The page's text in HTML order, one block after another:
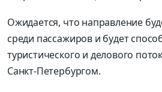
Ожидается, что направление
среди пассажиров и будет
туристического и делового
Санкт-Петербургом.